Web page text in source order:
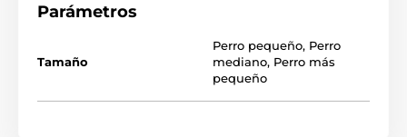
Las especificaciones técnicas pueden cambiar sin
previo aviso. Las imágenes tienen únicamente
Parámetros
Tamaño
Perro pequeño, Perro
mediano, Perro más
pequeño